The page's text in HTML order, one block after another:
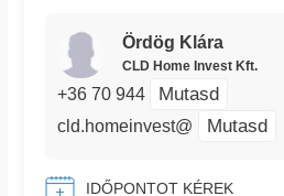
Ördög Klára
CLD Home Invest Kft.
+36 70 944 Mutasd
cld.homeinvest@ Mutasd
IDŐPONTOT KÉREK